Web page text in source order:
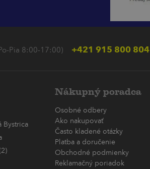
Pia 8:00-17:00) +421 915 800 804
Bystrica
Nákupný poradca
Osobné odbery
Ako nakupovať
Často kladené otázky
Platba a doručenie
Obchodné podmienky
Reklamačný poriadok